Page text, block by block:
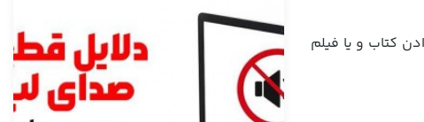
کتاب و یا فیلم